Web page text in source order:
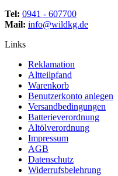
Tel: 0941 - 607700
Mail: info@wildkg.de
Links
Reklamation
Altteilpfand
Warenkorb
Benutzerkonto anlegen
Versandbedingungen
Batterieverordnung
Altölverordnung
Impressum
AGB
Datenschutz
Widerrufsbelehrung